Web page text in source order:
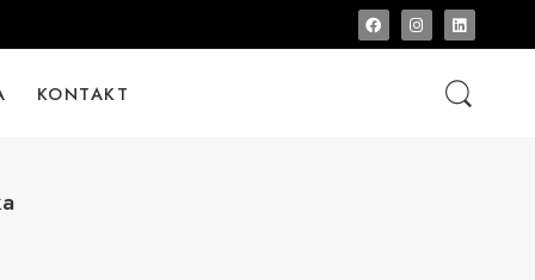
KONTAKT